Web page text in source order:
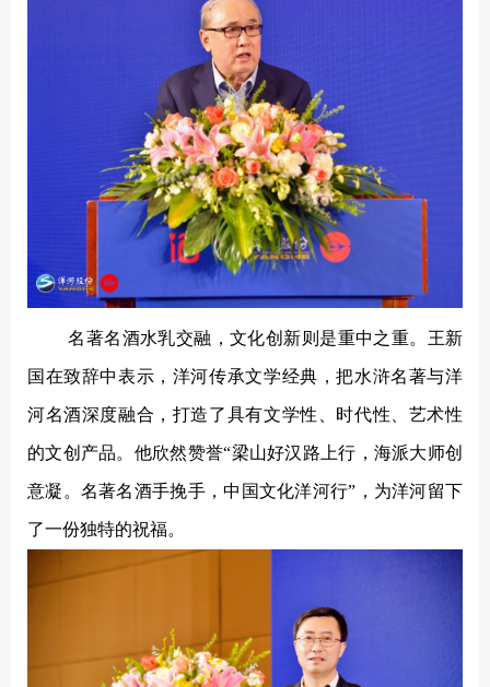
名著名酒水乳交融，文化创新则是重中之重。王新
国在致辞中表示，洋河传承文学经典，把水浒名著与洋
河名酒深度融合，打造了具有文学性、时代性、艺术性
的文创产品。他欣然赞誉“梁山好汉路上行，海派大师创
意凝。名著名酒手挽手，中国文化洋河行”，为洋河留下
了一份独特的祝福。